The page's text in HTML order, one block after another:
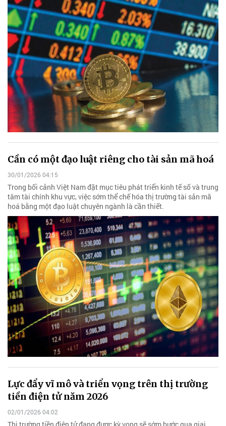
Cần có một đạo luật riêng cho tài sản mã hoá
30/01/2026 04:15
Trong bối cảnh Việt Nam đặt mục tiêu phát triển kinh tế số và trung
tâm tài chính khu vực, việc sớm thể chế hóa thị trường tài sản mã
hoá bằng một đạo luật chuyên ngành là cần thiết.
Lực đẩy vĩ mô và triển vọng trên thị trường
tiền điện tử năm 2026
02/01/2026 04:02